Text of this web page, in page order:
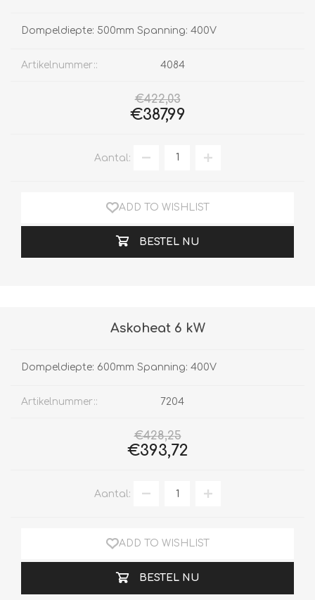
Dompeldiepte: 500mm Spanning: 400V
Artikelnummer:: 4084
€422,03
€387,99
Aantal:
ADD TO WISHLIST
BESTEL NU
Askoheat 6 kW
Dompeldiepte: 600mm Spanning: 400V
Artikelnummer:: 7204
€428,25
€393,72
Aantal:
ADD TO WISHLIST
BESTEL NU